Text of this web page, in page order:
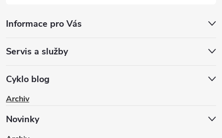
Informace pro Vás
Servis a služby
Cyklo blog
Archiv
Novinky